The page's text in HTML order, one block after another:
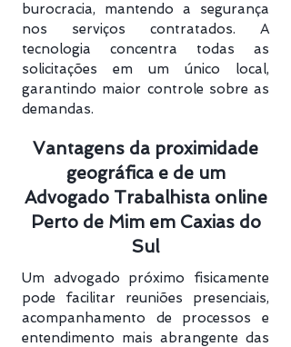
burocracia, mantendo a segurança
nos serviços contratados. A
tecnologia concentra todas as
solicitações em um único local,
garantindo maior controle sobre as
demandas.
Vantagens da proximidade
geográfica e de um
Advogado Trabalhista online
Perto de Mim em Caxias do
Sul
Um advogado próximo fisicamente
pode facilitar reuniões presenciais,
acompanhamento de processos e
entendimento mais abrangente das